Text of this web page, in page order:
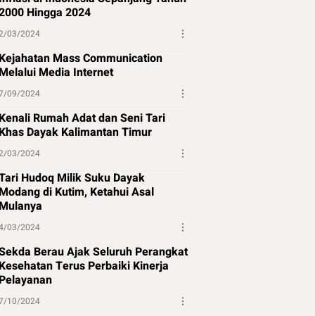
Hingga 2024
03/2024
Kejahatan Mass Communication
Melalui Media Internet
09/2024
Kenali Rumah Adat dan Seni Tari
Khas Dayak Kalimantan Timur
03/2024
Hudoq Milik Suku Dayak
Modang di Kutim, Ketahui Asal
Mulanya
03/2024
Berau Ajak Seluruh Perangkat
Kesehatan Terus Perbaiki Kinerja
Pelayanan
10/2024